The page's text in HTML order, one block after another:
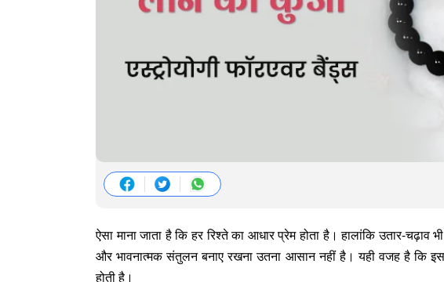
ऐसा माना जाता है कि हर रिश्ते का आधार प्रेम होता है। हालांकि उतार-चढ़ाव
और भावनात्मक संतुलन बनाए रखना उतना आसान नहीं है। यही वजह है
होती है।